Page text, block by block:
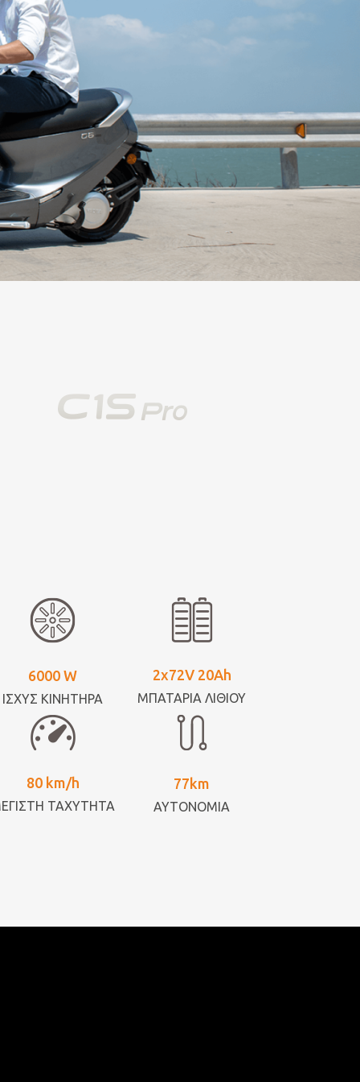
6000 W
ΙΣΧΥΣ ΚΙΝΗΤΗΡΑ
2x72V 20Ah
ΜΠΑΤΑΡΙΑ ΛΙΘΙΟΥ
80 km/h
ΤΑΧΥΤΗΤΑ
77km
ΑΥΤΟΝΟΜΙΑ